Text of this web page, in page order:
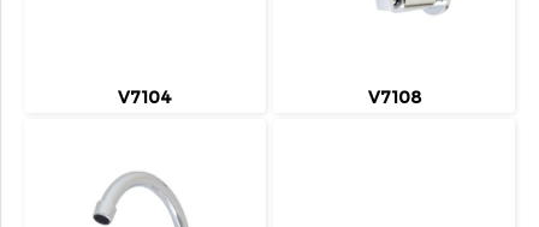
V7104 V7108